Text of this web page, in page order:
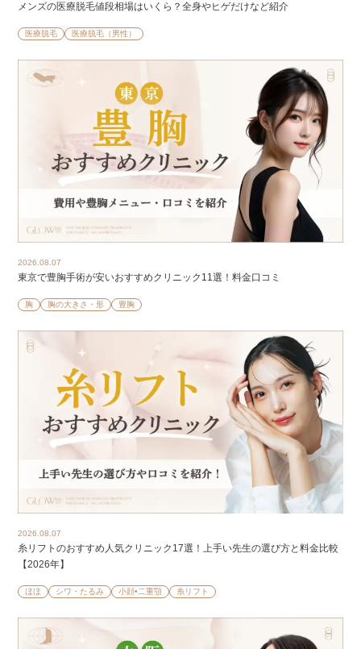
メンズの医療脱毛値段相場はいくら？全身やヒゲだけなど紹介
医療脱毛 医療脱毛（男性）
2026.08.07
東京で豊胸手術が安いおすすめクリニック11選！料金口コミ
胸 胸の大きさ・形 豊胸
2026.08.07
糸リフトのおすすめ人気クリニック17選！上手い先生の選び方と料金比較
【2026年】
ほほ シワ・たるみ 小顔•二重顎 糸リフト